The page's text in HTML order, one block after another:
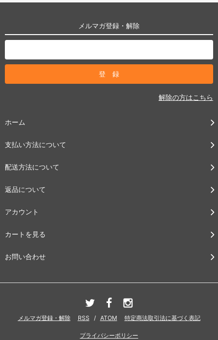
メルマガ登録・解除
解除の方はこちら
ホーム
支払い方法について
配送方法について
返品について
アカウント
カートを見る
お問い合わせ
メルマガ登録・解除 RSS / ATOM 特定商法取引法に基づく表記
プライバシーポリシー